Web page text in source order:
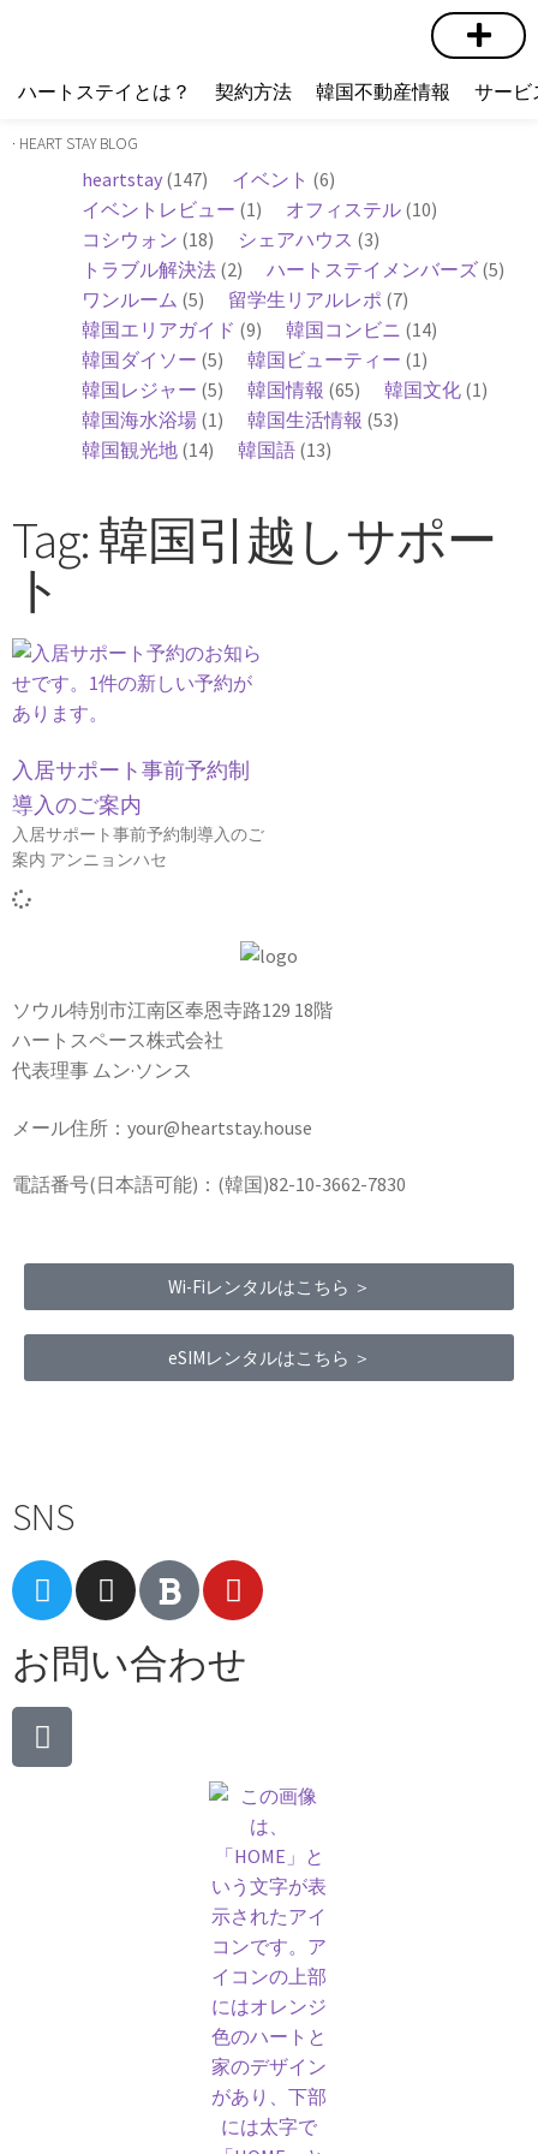
ハートステイとは？ 契約方法 韓国不動産情報 サービ
· HEART STAY BLOG
heartstay (147) イベント (6)
イベントレビュー (1) オフィステル (10)
コシウォン (18) シェアハウス (3)
トラブル解決法 (2) ハートステイメンバーズ (5)
ワンルーム (5) 留学生リアルレポ (7)
韓国エリアガイド (9) 韓国コンビニ (14)
韓国ダイソー (5) 韓国ビューティー (1)
韓国レジャー (5) 韓国情報 (65) 韓国文化 (1)
韓国海水浴場 (1) 韓国生活情報 (53)
韓国観光地 (14) 韓国語 (13)
Tag: 韓国引越しサポー
ト
入居サポート事前予約制
導入のご案内
入居サポート事前予約制導入のご
案内 アンニョンハセ
ソウル特別市江南区奉恩寺路129 18階
ハートスペース株式会社
代表理事 ムン·ソンス
メール住所：your@heartstay.house
電話番号(日本語可能)：(韓国)82-10-3662-7830
Wi-Fiレンタルはこちら ＞
eSIMレンタルはこちら ＞
SNS
お問い合わせ